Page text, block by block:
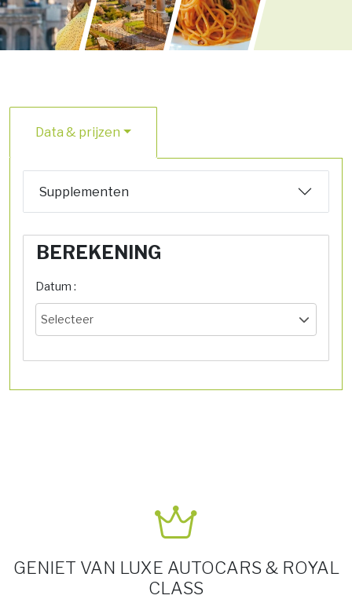
Data & prijzen
Supplementen
BEREKENING
Datum :
Selecteer
GENIET VAN LUXE AUTOCARS & ROYAL
CLASS